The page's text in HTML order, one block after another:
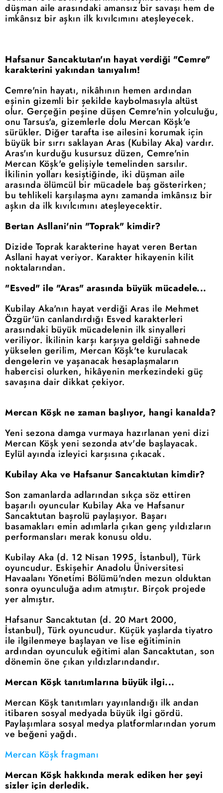
düşman aile arasındaki amansız bir savaşı hem de
imkânsız bir aşkın ilk kıvılcımını ateşleyecek.
Hafsanur Sancaktutan'ın hayat verdiği "Cemre"
karakterini yakından tanıyalım!
Cemre'nin hayatı, nikâhının hemen ardından
eşinin gizemli bir şekilde kaybolmasıyla altüst
olur. Gerçeğin peşine düşen Cemre'nin yolculuğu,
onu Tarsus'a, gizemlerle dolu Mercan Köşk'e
sürükler. Diğer tarafta ise ailesini korumak için
büyük bir sırrı saklayan Aras (Kubilay Aka) vardır.
Aras'ın kurduğu kusursuz düzen, Cemre'nin
Mercan Köşk'e gelişiyle temelinden sarsılır.
İkilinin yolları kesiştiğinde, iki düşman aile
arasında ölümcül bir mücadele baş gösterirken;
bu tehlikeli karşılaşma aynı zamanda imkânsız bir
aşkın da ilk kıvılcımını ateşleyecektir.
Bertan Asllani'nin "Toprak" kimdir?
Dizide Toprak karakterine hayat veren Bertan
Asllani hayat veriyor. Karakter hikayenin kilit
noktalarından.
"Esved" ile "Aras" arasında büyük mücadele...
Kubilay Aka'nın hayat verdiği Aras ile Mehmet
Özgür'ün canlandırdığı Esved karakterleri
arasındaki büyük mücadelenin ilk sinyalleri
veriliyor. İkilinin karşı karşıya geldiği sahnede
yükselen gerilim, Mercan Köşk'te kurulacak
dengelerin ve yaşanacak hesaplaşmaların
habercisi olurken, hikâyenin merkezindeki güç
savaşına dair dikkat çekiyor.
Mercan Köşk ne zaman başlıyor, hangi kanalda?
Yeni sezona damga vurmaya hazırlanan yeni dizi
Mercan Köşk yeni sezonda atv'de başlayacak.
Eylül ayında izleyici karşısına çıkacak.
Kubilay Aka ve Hafsanur Sancaktutan kimdir?
Son zamanlarda adlarından sıkça söz ettiren
başarılı oyuncular Kubilay Aka ve Hafsanur
Sancaktutan başrolü paylaşıyor. Başarı
basamakları emin adımlarla çıkan genç yıldızların
performansları merak konusu oldu.
Kubilay Aka (d. 12 Nisan 1995, İstanbul), Türk
oyuncudur. Eskişehir Anadolu Üniversitesi
Havaalanı Yönetimi Bölümü'nden mezun olduktan
sonra oyunculuğa adım atmıştır. Birçok projede
yer almıştır.
Hafsanur Sancaktutan (d. 20 Mart 2000,
İstanbul), Türk oyuncudur. Küçük yaşlarda tiyatro
ile ilgilenmeye başlayan ve lise eğitiminin
ardından oyunculuk eğitimi alan Sancaktutan, son
dönemin öne çıkan yıldızlarındandır.
Mercan Köşk tanıtımlarına büyük ilgi...
Mercan Köşk tanıtımları yayınlandığı ilk andan
itibaren sosyal medyada büyük ilgi gördü.
Paylaşımlara sosyal medya platformlarından yorum
ve beğeni yağdı.
Mercan Köşk fragmanı
Mercan Köşk hakkında merak ediken her şeyi
sizler için derledik.